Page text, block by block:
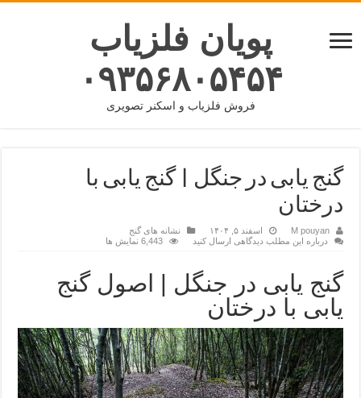
پویان فلزیاب
۰۹۳۵۶۸۰۵۴۵۴
فروش فلزیاب و اسکنر تصویری
گنج یابی در جنگل | گنج یابی با
درختان
M pouyan اسفند ۵, ۱۴۰۴
نشانه های گنج
درباره این مطلب دیدگاهی ارسال کنید
6,443 نمایش ها
گنج یابی در جنگل | اصول گنج
یابی با درختان